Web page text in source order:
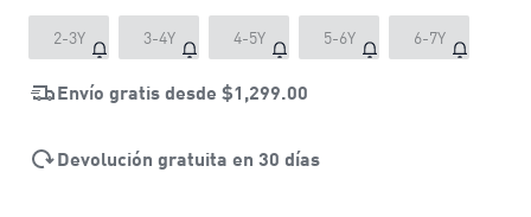
2-3Y 3-4Y 4-5Y 5-6Y 6-7Y
Envío gratis desde $1,299.00
Devolución gratuita en 30 días